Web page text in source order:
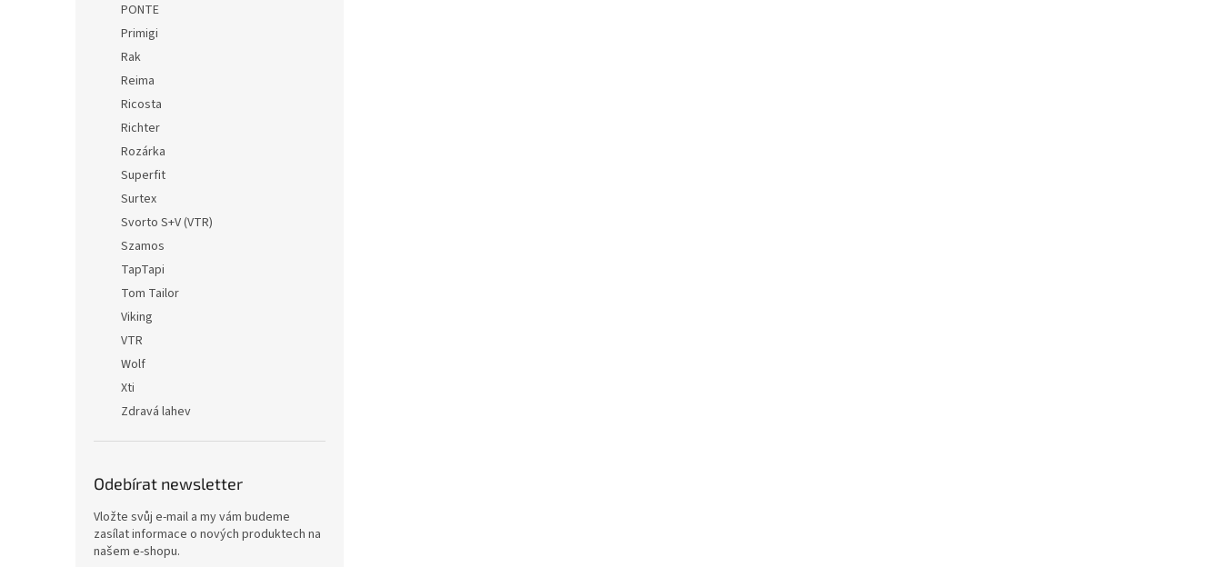
PONTE
Primigi
Rak
Reima
Ricosta
Richter
Rozárka
Superfit
Surtex
Svorto S+V (VTR)
Szamos
TapTapi
Tom Tailor
Viking
VTR
Wolf
Xti
Zdravá lahev
Odebírat newsletter
Vložte svůj e-mail a my vám budeme
zasílat informace o nových produktech na
našem e-shopu.